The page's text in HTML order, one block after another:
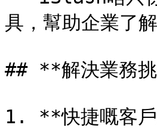
具，幫助企業了
## **解決業務
1. **快捷嘅客